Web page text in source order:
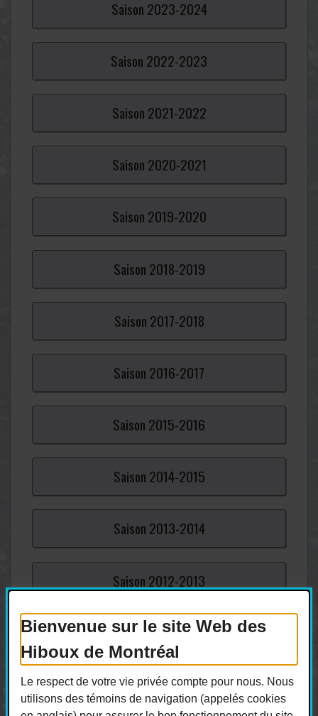
Bienvenue sur le site Web des
Hiboux de Montréal
Le respect de votre vie privée compte pour nous. Nous
utilisons des témoins de navigation (appelés cookies
Saison 2023-2024
Saison 2022-2023
Saison 2021-2022
Saison 2020-2021
Saison 2019-2020
Saison 2018-2019
Saison 2017-2018
Saison 2016-2017
Saison 2015-2016
Saison 2014-2015
Saison 2013-2014
Saison 2012-2013
Saison2011-2012
Saison2010-2011